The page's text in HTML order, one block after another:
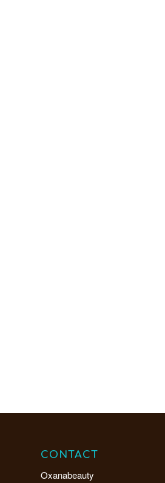
CONTACT
Oxanabeauty